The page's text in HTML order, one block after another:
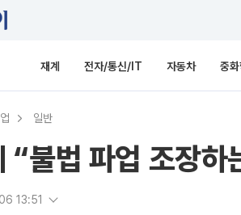
재계 전자/통신/IT 자동차 중
일반
“불법 파업 조장하
13:51